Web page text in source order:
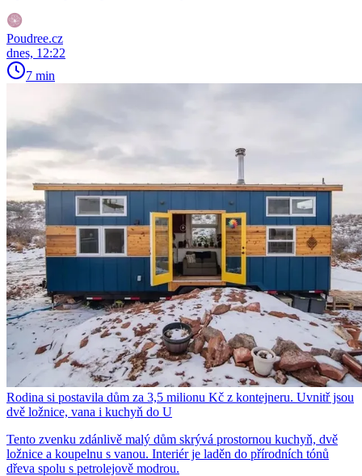
Poudree.cz
dnes, 12:22
7 min
Rodina si postavila dům za 3,5 milionu Kč z kontejneru. Uvnitř jsou
dvě ložnice, vana i kuchyň do U
Tento zvenku zdánlivě malý dům skrývá prostornou kuchyň, dvě
ložnice a koupelnu s vanou. Interiér je laděn do přírodních tónů
dřeva spolu s petrolejově modrou.